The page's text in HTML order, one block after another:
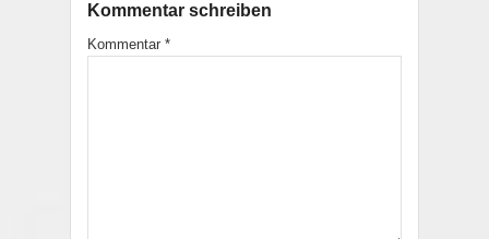
Kommentar schreiben
Kommentar *